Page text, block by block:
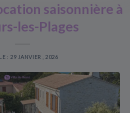
saisonnière à
les-Plages
: 29 JANVIER , 2026